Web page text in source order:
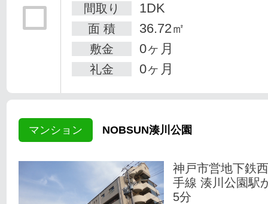
間取り
1DK
面 積 36.72㎡
敷金 0ヶ月
礼金 0ヶ月
マンション NOBSUN湊川公園
神戸市営地下鉄
手線 湊川公園駅
5分